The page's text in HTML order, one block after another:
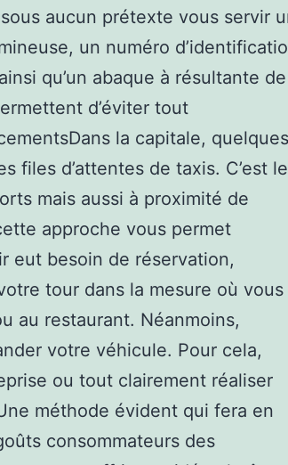
aucun prétexte vous servir
un numéro
qu’un abaque à résultante de
d’éviter tout
la capitale, quelques
files d’attentes de taxis. C’est le
mais aussi à proximité de
approche vous permet
eut besoin de réservation,
tour dans la mesure où vous
au restaurant. Néanmoins,
votre véhicule. Pour cela,
ou tout clairement réaliser
méthode évident qui fera en
consommateurs des